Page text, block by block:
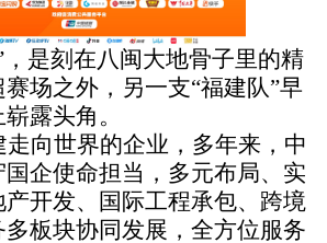
，是刻在八闽大地骨子里的精
场之外，另一支“福建队”早
露头角。
走向世界的企业，多年来，中
国企使命担当，多元布局、实
开发、国际工程承包、跨境
板块协同发展，全方位服务